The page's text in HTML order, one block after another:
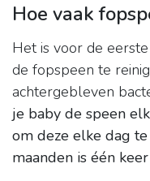
Hoe vaak
Het is voor de
de fopspeen te
achtergebleven
je baby de speen
om deze elke dag
maanden is één